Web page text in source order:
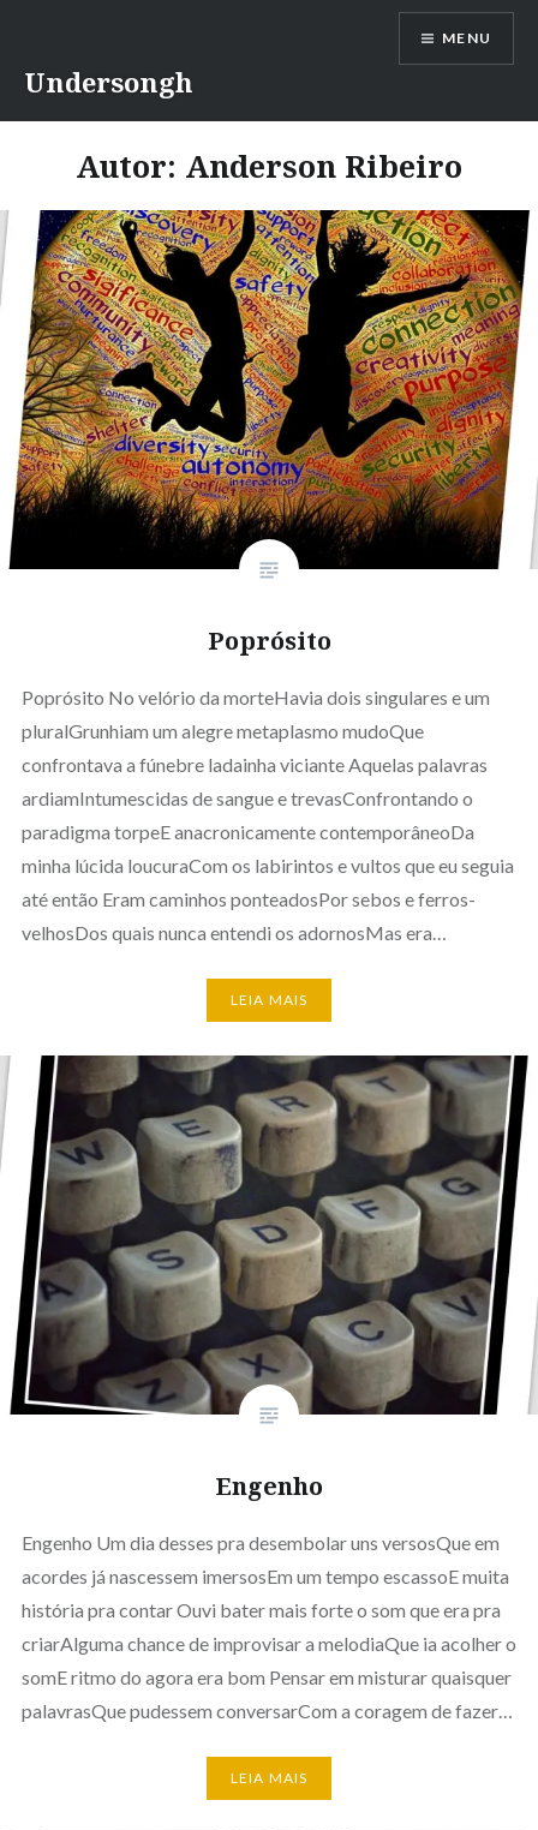
conteúdo
Undersongh
MENU
Autor: Anderson Ribeiro
Poprósito
Poprósito No velório da morteHavia dois singulares e um
pluralGrunhiam um alegre metaplasmo mudoQue
confrontava a fúnebre ladainha viciante Aquelas palavras
ardiamIntumescidas de sangue e trevasConfrontando o
paradigma torpeE anacronicamente contemporâneoDa
minha lúcida loucuraCom os labirintos e vultos que eu seguia
até então Eram caminhos ponteadosPor sebos e ferros-
velhosDos quais nunca entendi os adornosMas era…
LEIA MAIS
Engenho
Engenho Um dia desses pra desembolar uns versosQue em
acordes já nascessem imersosEm um tempo escassoE muita
história pra contar Ouvi bater mais forte o som que era pra
criarAlguma chance de improvisar a melodiaQue ia acolher o
somE ritmo do agora era bom Pensar em misturar quaisquer
palavrasQue pudessem conversarCom a coragem de fazer…
LEIA MAIS